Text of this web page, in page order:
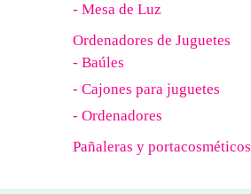
- Mesa de Luz
Ordenadores de Juguetes
- Baúles
- Cajones para juguetes
- Ordenadores
Pañaleras y portacosméticos